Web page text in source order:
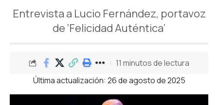
Entrevista a Lucio Fernández, portavoz
de ‘Felicidad Auténtica’
Última actualización: 26 de agosto de 2025
11 minutos de lectura